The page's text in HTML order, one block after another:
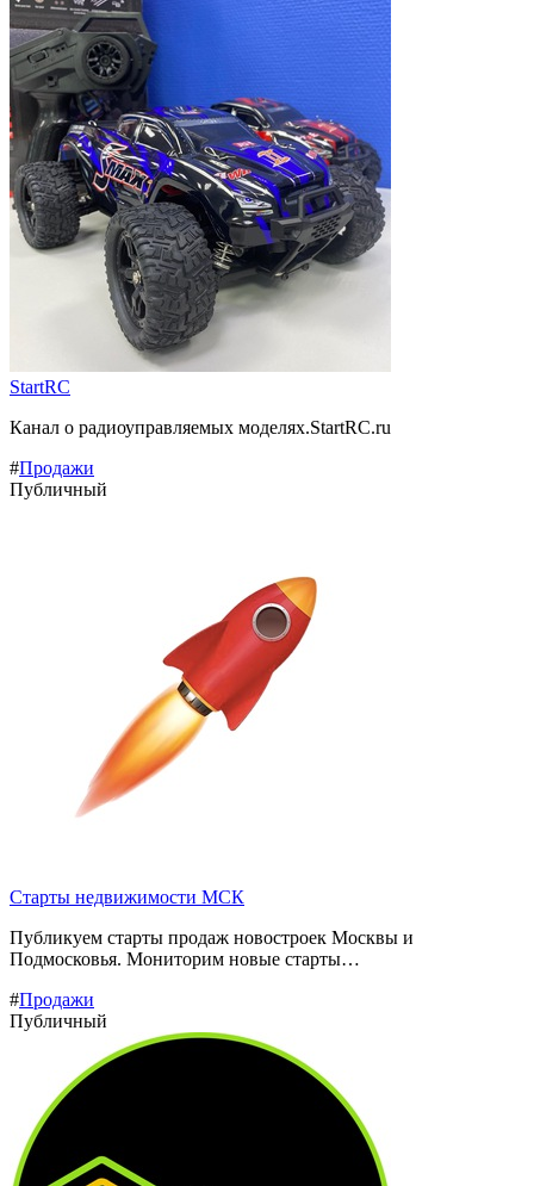
StartRC
Канал о радиоуправляемых моделях.StartRC.ru
#Продажи
Публичный
Старты недвижимости МСК
Публикуем старты продаж новостроек Москвы и
Подмосковья. Мониторим новые старты…
#Продажи
Публичный